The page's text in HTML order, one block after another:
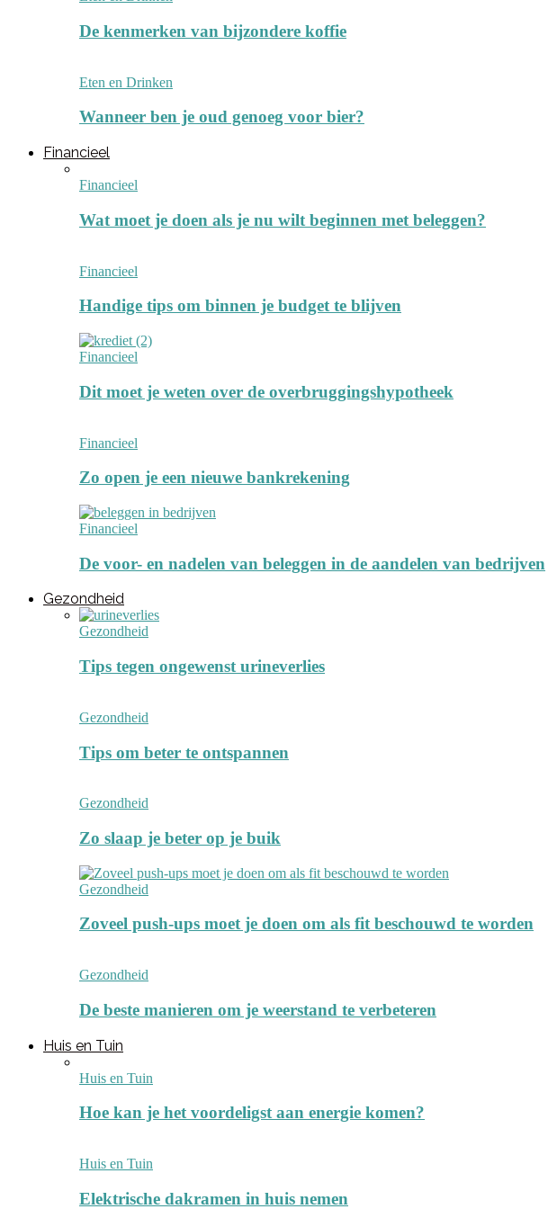
De kenmerken van bijzondere koffie
Eten en Drinken
Wanneer ben je oud genoeg voor bier?
Financieel
Financieel
Wat moet je doen als je nu wilt beginnen met beleggen?
Financieel
Handige tips om binnen je budget te blijven
Financieel
Dit moet je weten over de overbruggingshypotheek
Financieel
Zo open je een nieuwe bankrekening
Financieel
De voor- en nadelen van beleggen in de aandelen van bedrijven
Gezondheid
Gezondheid
Tips tegen ongewenst urineverlies
Gezondheid
Tips om beter te ontspannen
Gezondheid
Zo slaap je beter op je buik
Gezondheid
Zoveel push-ups moet je doen om als fit beschouwd te worden
Gezondheid
De beste manieren om je weerstand te verbeteren
Huis en Tuin
Huis en Tuin
Hoe kan je het voordeligst aan energie komen?
Huis en Tuin
Elektrische dakramen in huis nemen